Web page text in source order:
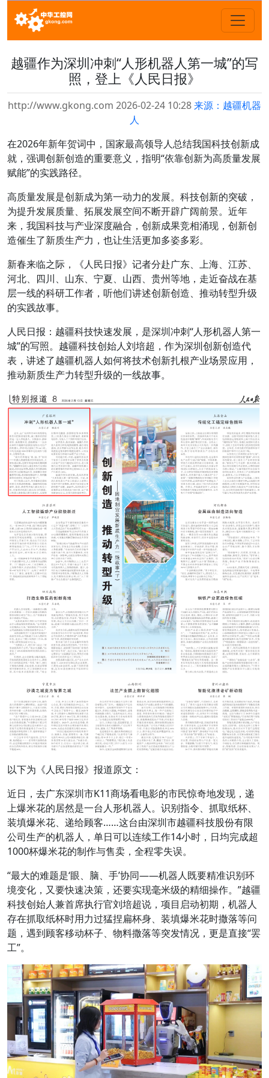
越疆作为深圳冲刺“人形机器人第一城”的写
照，登上《人民日报》
http://www.gkong.com 2026-02-24 10:28来源：越疆机器
人
在2026年新年贺词中，国家最高领导人总结我国科技创新成
就，强调创新创造的重要意义，指明“依靠创新为高质量发展
赋能”的实践路径。
高质量发展是创新成为第一动力的发展。科技创新的突破，
为提升发展质量、拓展发展空间不断开辟广阔前景。近年
来，我国科技与产业深度融合，创新成果竞相涌现，创新创
造催生了新质生产力，也让生活更加多姿多彩。
新春来临之际，《人民日报》记者分赴广东、上海、江苏、
河北、四川、山东、宁夏、山西、贵州等地，走近奋战在基
层一线的科研工作者，听他们讲述创新创造、推动转型升级
的实践故事。
人民日报：越疆科技快速发展，是深圳冲刺“人形机器人第一
城”的写照。越疆科技创始人刘培超，作为深圳创新创造代
表，讲述了越疆机器人如何将技术创新扎根产业场景应用，
推动新质生产力转型升级的一线故事。
以下为《人民日报》报道原文：
近日，去广东深圳市K11商场看电影的市民惊奇地发现，递
上爆米花的居然是一台人形机器人。识别指令、抓取纸杯、
装填爆米花、递给顾客……这台由深圳市越疆科技股份有限
公司生产的机器人，单日可以连续工作14小时，日均完成超
1000杯爆米花的制作与售卖，全程零失误。
“最大的难题是‘眼、脑、手’协同——机器人既要精准识别环
境变化，又要快速决策，还要实现毫米级的精细操作。”越疆
科技创始人兼首席执行官刘培超说，项目启动初期，机器人
存在抓取纸杯时用力过猛捏扁杯身、装填爆米花时撒落等问
题，遇到顾客移动杯子、物料撒落等突发情况，更是直接“罢
工”。